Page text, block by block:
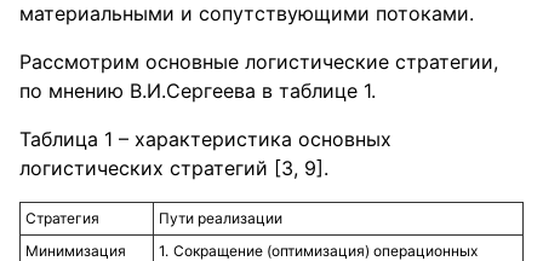
материальными и сопутствующими потоками.
Рассмотрим основные логистические стратегии,
по мнению В.И.Сергеева в таблице 1.
Таблица 1 – характеристика основных
логистических стратегий [3, 9].
Стратегия
Пути реализации
Минимизация
Сокращение (оптимизация) операционных